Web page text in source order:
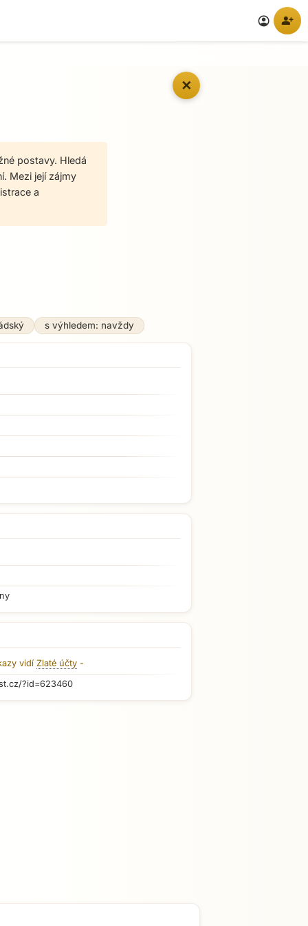
account_circle person_add
✕
postavy. Hledá
Mezi její zájmy
a
s výhledem: navždy
vidí Zlaté účty -
?id=623460